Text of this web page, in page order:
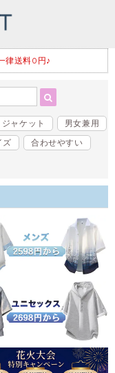
律送料0円♪
ジャケット
男女兼用
ズ
合わせやすい